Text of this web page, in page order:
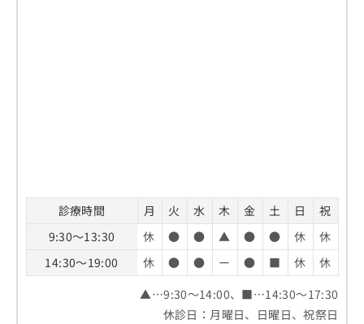
診療時間 月 火 水 木 金 土 日
祝
9:30～13:30
休 ● ● ▲ ● ● 休
休
14:30～19:00
休 ● ● ー ● ■ 休
休
▲…9:30～14:00、■…14:30～17:30
休診日：月曜日、日曜日、祝祭日